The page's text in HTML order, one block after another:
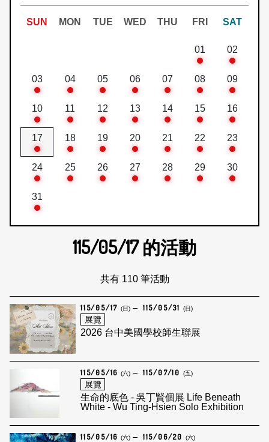
SUN MON TUE WED THU FRI SAT
01 02
03 04 05 06 07 08 09
10 11 12 13 14 15 16
17 18 19 20 21 22 23
24 25 26 27 28 29 30
31
115/05/17的活動
共有 110 筆活動
115/05/17 (日) 115/05/31 (日)
展覽
2026 台中美國學校師生聯展
115/05/16 (六) 115/07/10 (五)
展覽
生命的底色 - 吳丁賢個展 Life Beneath
White - Wu Ting-Hsien Solo Exhibition
115/05/16 (六) 115/06/20 (六)